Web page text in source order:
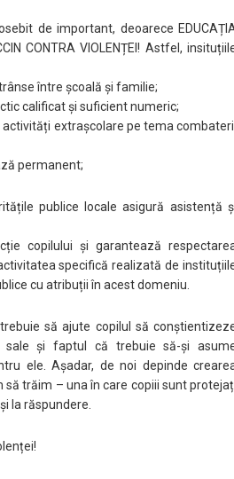
de important, deoarece
CONTRA VIOLENȚEI! Astfel,
între școală și familie;
calificat și suficient numeric;
extrașcolare pe tema
permanent;
publice locale asigură asistență
copilului și garantează
specifică realizată de
cu atribuții în acest domeniu.
să ajute copilul să
sale și faptul că trebuie să-și
ele. Așadar, de noi depinde
să trăim – una în care copiii sunt
la răspundere.